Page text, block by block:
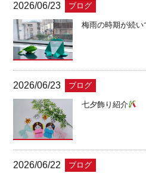
2026/06/23 ブログ
梅雨の時期が続い
2026/06/23 ブログ
七夕飾り紹介
2026/06/22 ブログ